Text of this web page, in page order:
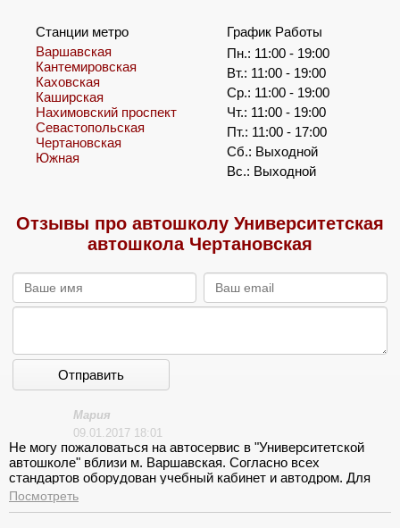
Станции метро
Варшавская
Кантемировская
Каховская
Каширская
Нахимовский проспект
Севастопольская
Чертановская
Южная
График Работы
Пн.: 11:00 - 19:00
Вт.: 11:00 - 19:00
Ср.: 11:00 - 19:00
Чт.: 11:00 - 19:00
Пт.: 11:00 - 17:00
Сб.: Выходной
Вс.: Выходной
Отзывы про автошколу Университетская
автошкола Чертановская
Отправить
Мария
09.01.2017 18:01
Не могу пожаловаться на автосервис в "Университетской
автошколе" вблизи м. Варшавская. Согласно всех
стандартов оборудован учебный кабинет и автодром. Для
первоначальных навыков я прошла автотренажер, затем
определённое количество часов на площадке. Инструктор на
Посмотреть